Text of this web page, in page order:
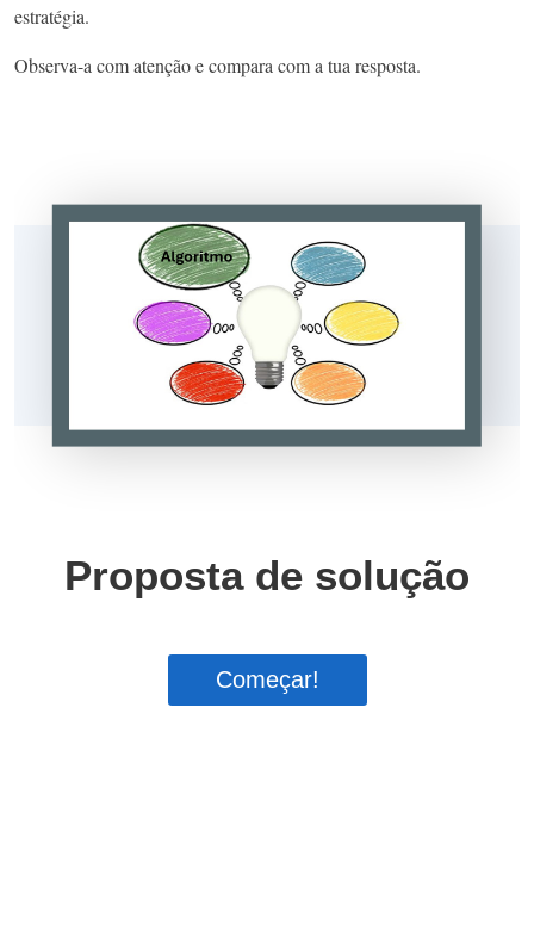
estratégia.
Observa-a com atenção e compara com a tua resposta.